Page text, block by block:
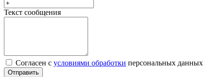
Текст сообщения
Согласен с условиями обработки персональных данных
Отправить